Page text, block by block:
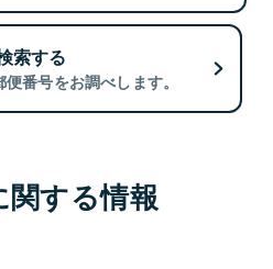
索する
番号をお調べします。
関する情報